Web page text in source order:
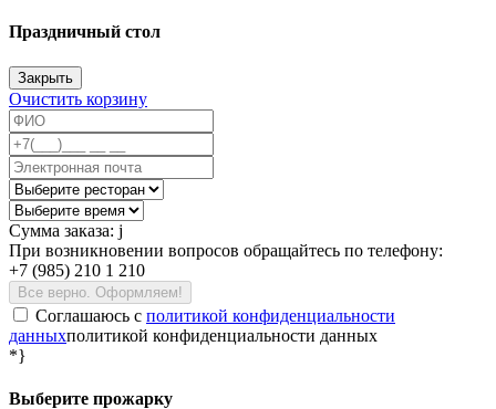
Праздничный стол
Закрыть
Очистить корзину
Сумма заказа: j
При возникновении вопросов обращайтесь по телефону:
+7 (985) 210 1 210
Все верно. Оформляем!
Соглашаюсь c политикой конфиденциальности
данныхполитикой конфиденциальности данных
*}
Выберите прожарку